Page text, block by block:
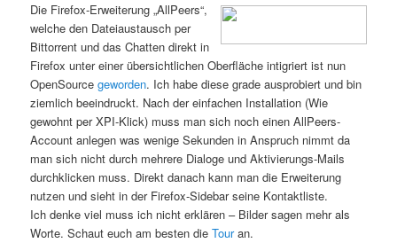
Die Firefox-Erweiterung „AllPeers“,
welche den Dateiaustausch per
Bittorrent und das Chatten direkt in
Firefox unter einer übersichtlichen Oberfläche intigriert ist nun
OpenSourcegeworden. Ich habe diese grade ausprobiert und bin
ziemlich beeindruckt. Nach der einfachen Installation (Wie
gewohnt per XPI-Klick) muss man sich noch einen AllPeers-
Account anlegen was wenige Sekunden in Anspruch nimmt da
man sich nicht durch mehrere Dialoge und Aktivierungs-Mails
durchklicken muss. Direkt danach kann man die Erweiterung
nutzen und sieht in der Firefox-Sidebar seine Kontaktliste.
Ich denke viel muss ich nicht erklären – Bilder sagen mehr als
Worte. Schaut euch am besten dieTouran.